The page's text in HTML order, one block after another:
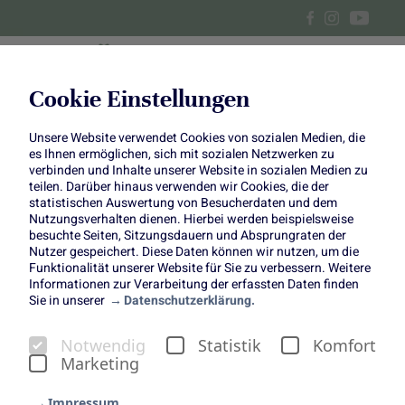
Cookie Einstellungen
Unsere Website verwendet Cookies von sozialen Medien, die
es Ihnen ermöglichen, sich mit sozialen Netzwerken zu
verbinden und Inhalte unserer Website in sozialen Medien zu
teilen. Darüber hinaus verwenden wir Cookies, die der
statistischen Auswertung von Besucherdaten und dem
Nutzungsverhalten dienen. Hierbei werden beispielsweise
besuchte Seiten, Sitzungsdauern und Absprungraten der
Nutzer gespeichert. Diese Daten können wir nutzen, um die
Funktionalität unserer Website für Sie zu verbessern. Weitere
Informationen zur Verarbeitung der erfassten Daten finden
Sie in unserer
Datenschutzerklärung.
Notwendig Statistik
Komfort
Marketing
Rhabarbergin
Wacholder trifft Frühlingsboten
Es ist noch nicht lange her, da war Gin ein Getränk für alte
Ladies in britischen Cottages. Heute erobern Mixgetränke
mit dem Wacholder-Schnaps auch in Deutschland die
Cocktailbars. Hier haben wir eine tolle Idee für alle, die